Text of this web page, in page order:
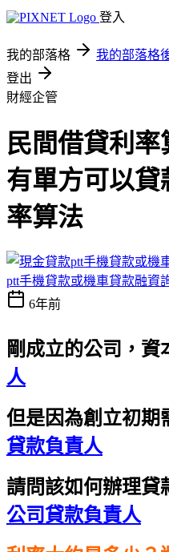
登入
我的部落格 我的部落格
登出
財經企管
民間借貸利
有單方可以貸
率算法
ptt手機貸款或機車貸款融資
6年前
剛成立的公司，資
人
但是因為創立初期
貸款負責人
請問該如何辦理貸
公司貸款負責人